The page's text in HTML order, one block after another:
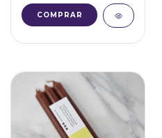
COMPRAR